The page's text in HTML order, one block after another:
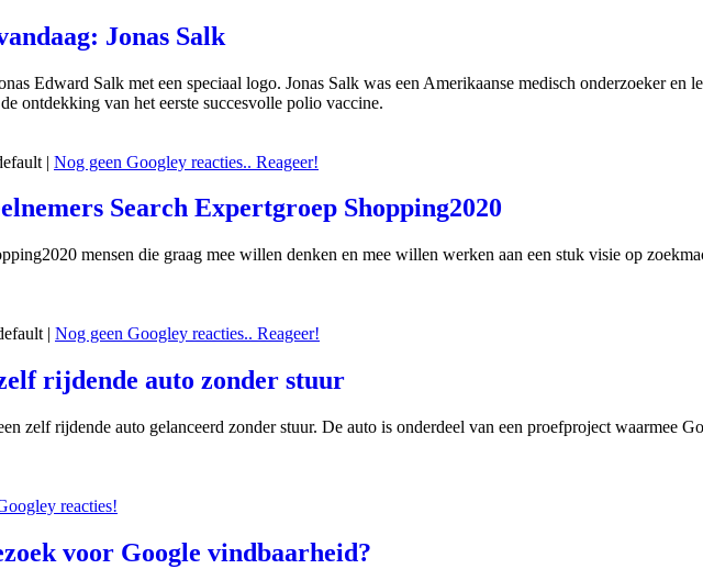
Jonas Salk
Edward Salk met een speciaal logo. Jonas Salk was een Amerikaanse medisch onderzoeker
ontdekking van het eerste succesvolle polio vaccine.
| Nog geen Googley reacties.. Reageer!
Search Expertgroep Shopping2020
mensen die graag mee willen denken en mee willen werken aan een stuk visie op
| Nog geen Googley reacties.. Reageer!
rijdende auto zonder stuur
zelf rijdende auto gelanceerd zonder stuur. De auto is onderdeel van een proefproject waarmee
reacties!
voor Google vindbaarheid?